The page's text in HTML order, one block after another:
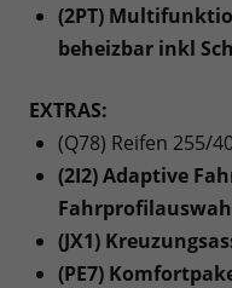
(2PT)
beheizbar inkl
EXTRAS:
(Q78) Reifen 255/
(2I2) Adaptive
(JX1)
(PE7)